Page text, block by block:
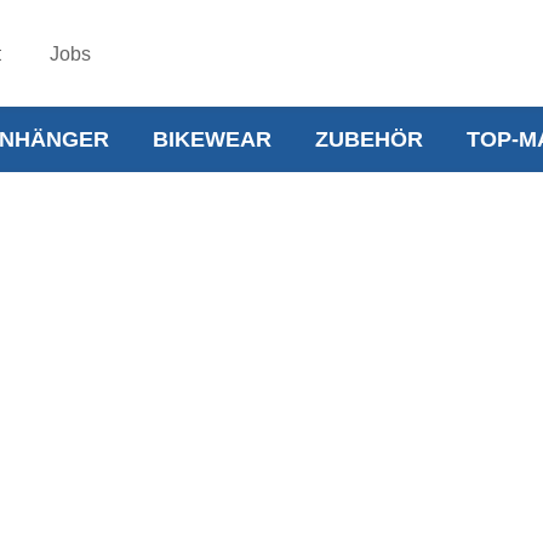
Jobs
BIKEWEAR ZUBEHÖR TOP-